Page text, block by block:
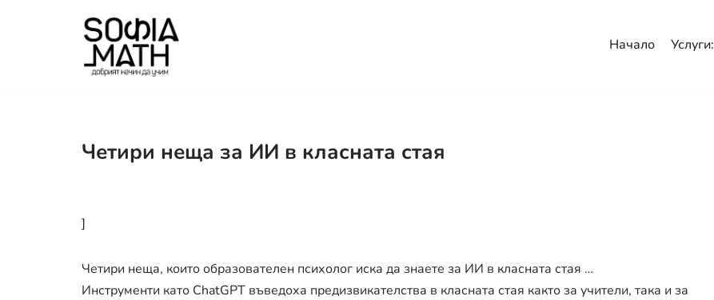
Продължете
Начало Услуги:
Четири неща за ИИ в класната стая
]
Четири неща, които образователeн психолог иска да знаете за ИИ в класната стая …
Инструменти като ChatGPT въведоха предизвикателства в класната стая както за учители, така и за